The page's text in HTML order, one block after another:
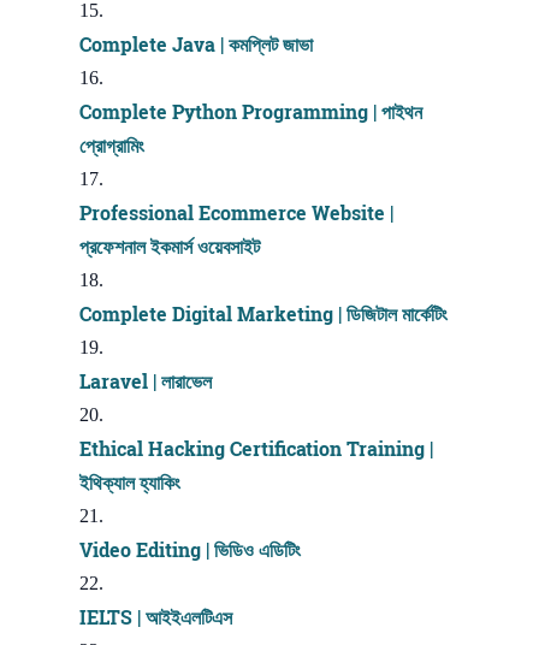
Complete Java | কমপ্লিট জাভা
Complete Python Programming | পাইথন
প্রোগ্রামিং
Professional Ecommerce Website |
প্রফেশনাল ইকমার্স ওয়েবসাইট
Complete Digital Marketing | ডিজিটাল মার্কেটিং
Laravel | লারাভেল
Ethical Hacking Certification Training |
ইথিক্যাল হ্যাকিং
Video Editing | ভিডিও এডিটিং
IELTS | আইইএলটিএস